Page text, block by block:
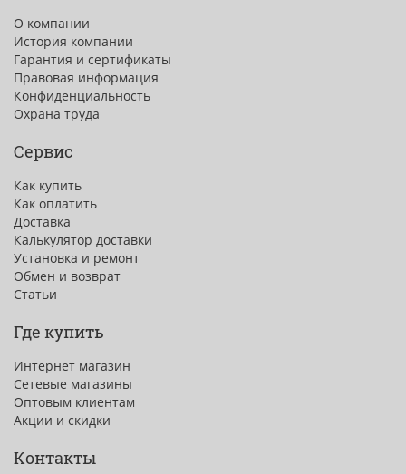
О компании
История компании
Гарантия и сертификаты
Правовая информация
Конфиденциальность
Охрана труда
Сервис
Как купить
Как оплатить
Доставка
Калькулятор доставки
Установка и ремонт
Обмен и возврат
Статьи
Где купить
Интернет магазин
Сетевые магазины
Оптовым клиентам
Акции и скидки
Контакты